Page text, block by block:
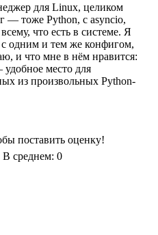
для Linux, целиком
— тоже Python, с asyncio,
что есть в системе. Я
одним и тем же конфигом,
и что мне в нём нравится:
место для
из произвольных Python-
поставить оценку!
В среднем: 0